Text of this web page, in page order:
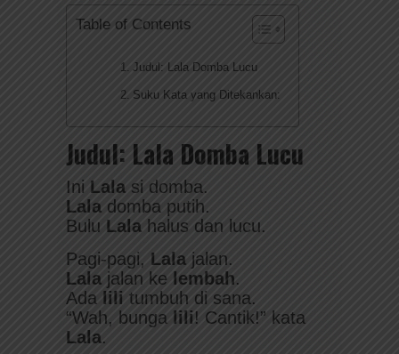
Table of Contents
Judul: Lala Domba Lucu
Suku Kata yang Ditekankan:
Judul: Lala Domba Lucu
Ini Lala si domba.
Lala domba putih.
Bulu Lala halus dan lucu.
Pagi-pagi, Lala jalan.
Lala jalan ke lembah.
Ada
lili tumbuh di sana.
“Wah, bunga
lili! Cantik!” kata
Lala.